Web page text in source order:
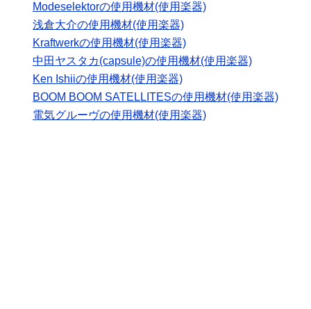
Modeselektorの使用機材(使用楽器)
浅倉大介の使用機材(使用楽器)
Kraftwerkの使用機材(使用楽器)
中田ヤスタカ(capsule)の使用機材(使用楽器)
Ken Ishiiの使用機材(使用楽器)
BOOM BOOM SATELLITESの使用機材(使用楽器)
電気グルーヴの使用機材(使用楽器)